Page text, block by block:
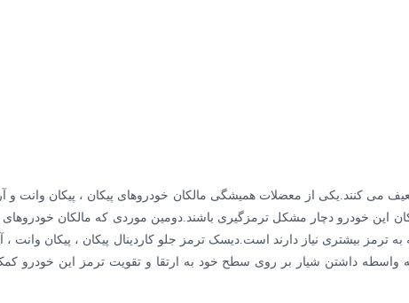
بیشتری نیاز دارند است.دیسک ترمز جلو کاردینال پیکان ، پیکان وانت
داشتن شیار بر روی سطح خود به ارتقا و تقویت ترمز این خودرو